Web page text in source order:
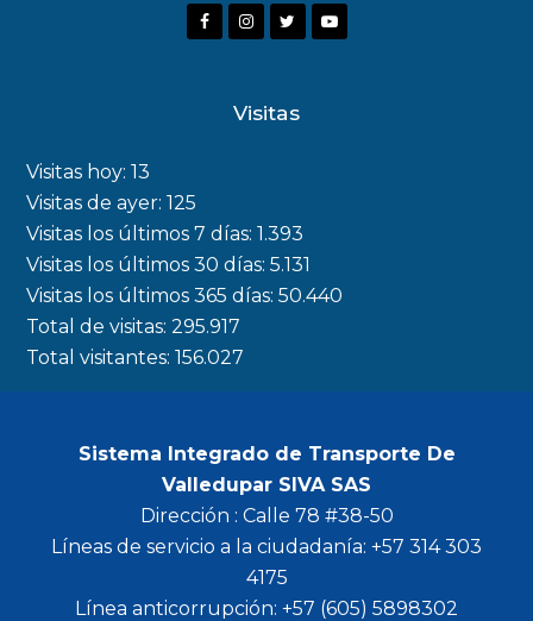
F
o
k
I
a
m
r
Y
Visitas
Visitas hoy:13
Visitas de ayer:125
Visitas los últimos 7 días:1.393
Visitas los últimos 30 días:5.131
Visitas los últimos 365 días:50.440
Total de visitas:295.917
Total visitantes:156.027
Sistema Integrado de Transporte De
Valledupar SIVA SAS
Dirección : Calle 78 #38-50
Líneas de servicio a la ciudadanía: +57 314 303
4175
Línea anticorrupción: +57 (605) 5898302